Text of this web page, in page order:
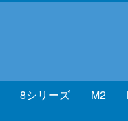
8シリーズ M2